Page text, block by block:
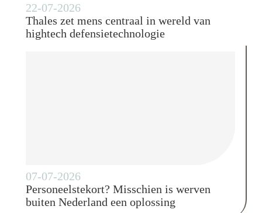
22-07-2026
Thales zet mens centraal in wereld van
hightech defensietechnologie
07-07-2026
Personeelstekort? Misschien is werven
buiten Nederland een oplossing